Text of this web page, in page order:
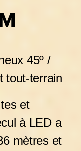
45º /
tout-terrain
et
à LED a
mètres et